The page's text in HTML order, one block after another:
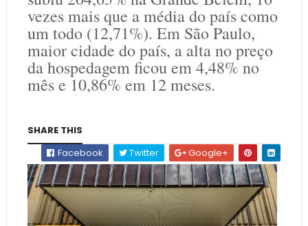
vezes mais que a média do país como
um todo (12,71%). Em São Paulo,
maior cidade do país, a alta no preço
da hospedagem ficou em 4,48% no
mês e 10,86% em 12 meses.
SHARE THIS
Facebook
Twitter Google+